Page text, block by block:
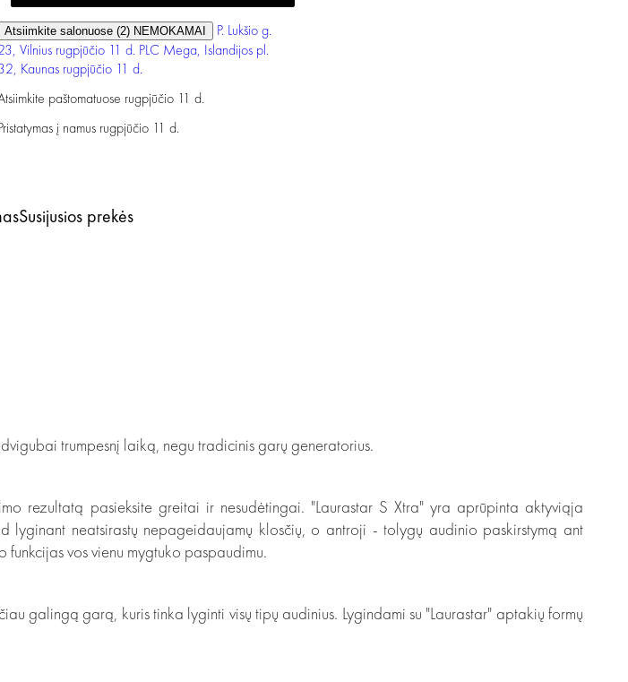
Atsiimkite salonuose (2) NEMOKAMAI
P. Lukšio g.
Vilnius rugpjūčio 11 d. PLC Mega, Islandijos pl.
Kaunas rugpjūčio 11 d.
paštomatuose rugpjūčio 11 d.
į namus rugpjūčio 11 d.
Susijusios prekės
trumpesnį laiką, negu tradicinis garų generatorius.
rezultatą pasieksite greitai ir nesudėtingai. "Laurastar S Xtra" yra aprūpinta aktyviąja
neatsirastų nepageidaujamų klosčių, o antroji - tolygų audinio paskirstymą ant
funkcijas vos vienu mygtuko paspaudimu.
galingą garą, kuris tinka lyginti visų tipų audinius. Lygindami su "Laurastar" aptakių formų